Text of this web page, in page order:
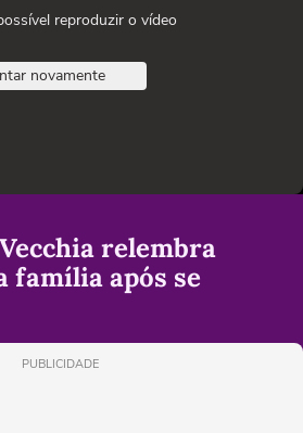
reproduzir o vídeo
novamente
relembra
família após se
PUBLICIDADE